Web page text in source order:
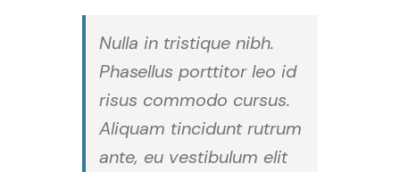
Nulla in tristique nibh.
Phasellus porttitor leo id
risus commodo cursus.
Aliquam tincidunt rutrum
ante, eu vestibulum elit